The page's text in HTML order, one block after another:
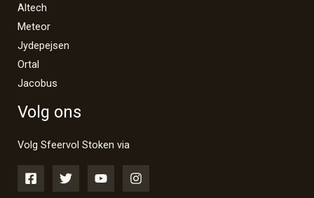
Altech
Meteor
Jydepejsen
Ortal
Jacobus
Volg ons
Volg Sfeervol Stoken via